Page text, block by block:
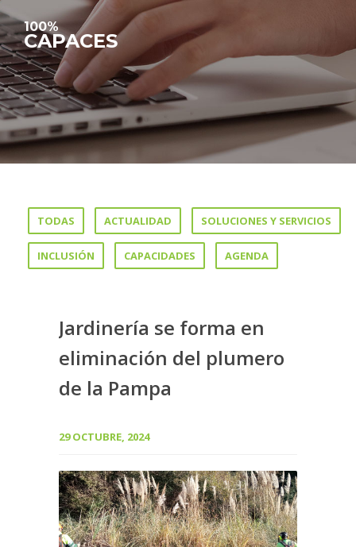
100%
CAPACES
TODAS ACTUALIDAD SOLUCIONES Y SERVICIOS
INCLUSIÓN CAPACIDADES AGENDA
Jardinería se forma en
eliminación del plumero
de la Pampa
29 OCTUBRE, 2024